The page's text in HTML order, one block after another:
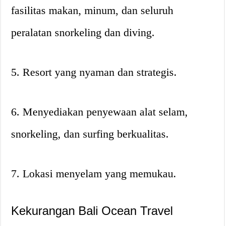
fasilitas makan, minum, dan seluruh
peralatan snorkeling dan diving.
5. Resort yang nyaman dan strategis.
6. Menyediakan penyewaan alat selam,
snorkeling, dan surfing berkualitas.
7. Lokasi menyelam yang memukau.
Kekurangan Bali Ocean Travel